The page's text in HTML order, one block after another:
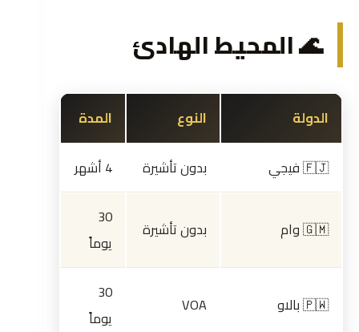
🌊 المحيط الهادئ
الدولة النوع المدة
🇫🇯 فيجي بدون تأشيرة 4 أشهر
🇬🇲 وام بدون تأشيرة
30
يوماً
🇵🇼 بالاو VOA
30
يوماً